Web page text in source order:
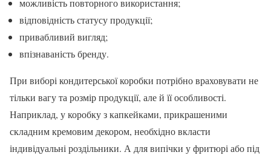
відповідність статусу продукції;
привабливий вигляд;
впізнаваність бренду.
При виборі кондитерської коробки потрібно враховувати не
тільки вагу та розмір продукції, але й її особливості.
Наприклад, у коробку з капкейками, прикрашеними
складним кремовим декором, необхідно вкласти
індивідуальні роздільники. А для випічки у фритюрі або під